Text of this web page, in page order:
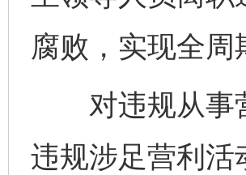
腐败，实现全周
对违规从事营
违规涉足营利活